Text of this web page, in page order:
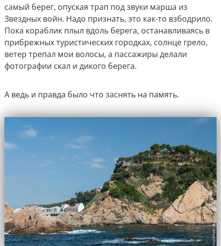
самый берег, опуская трап под звуки марша из
Звездных войн. Надо признать, это как-то взбодрило.
Пока кораблик плыл вдоль берега, останавливаясь в
прибрежных туристических городках, солнце грело,
ветер трепал мои волосы, а пассажиры делали
фотографии скал и дикого берега.
А ведь и правда было что заснять на память.